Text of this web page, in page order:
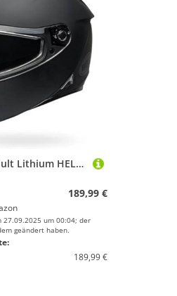
Bell Unisex-Adult Lithium HELME, Schwarz, M
189,99 €
um 00:04; der
geändert haben.
189,99 €